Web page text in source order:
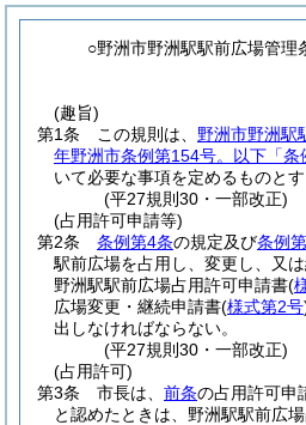
○野洲市野洲駅駅前広場管理
(趣旨)
第1条
この規則は、 野洲市野洲駅
年野洲市条例第154号。以下「条
いて必要な事項を定めるものとす
(平27規則30・一部改正)
(占用許可申請等)
第2条
条例第4条の規定及び条例
駅前広場を占用し、変更し、又
野洲駅駅前広場占用許可申請書(
広場変更・継続申請書(様式第2号
出しなければならない。
(平27規則30・一部改正)
(占用許可)
第3条
市長は、 前条の占用許可申
と認めたときは、野洲駅駅前広